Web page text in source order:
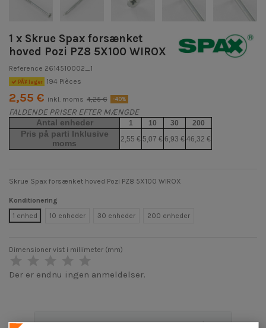
1 x Skrue Spax forsænket
hoved Pozi PZ8 5X100 WIROX
Reference 2614510002_1
PÃ¥ lager 194 Pièces
2,55 € inkl. moms 4,25 € -40%
FALDENDE PRISER EFTER MÆNGDE
Antal enheder 1 10 30 200
Pris på parti Inklusive
moms
2,55 € 5,07 € 6,93 € 46,32 €
Skrue Spax forsænket hoved Pozi PZ8 5X100 WIROX
Konditionering
1 enhed
10 enheder 30 enheder 200 enheder
Dimensioner vist i millimeter (mm)
Der er endnu ingen anmeldelser.